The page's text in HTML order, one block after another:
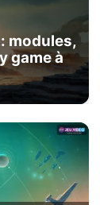
modules,
game à